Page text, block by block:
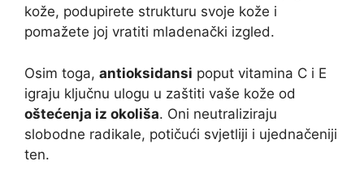
kože, podupirete strukturu svoje kože i
pomažete joj vratiti mladenački izgled.
Osim toga, antioksidansi poput vitamina C i E
igraju ključnu ulogu u zaštiti vaše kože od
oštećenja iz okoliša. Oni neutraliziraju
slobodne radikale, potičući svjetliji i ujednačeniji
ten.